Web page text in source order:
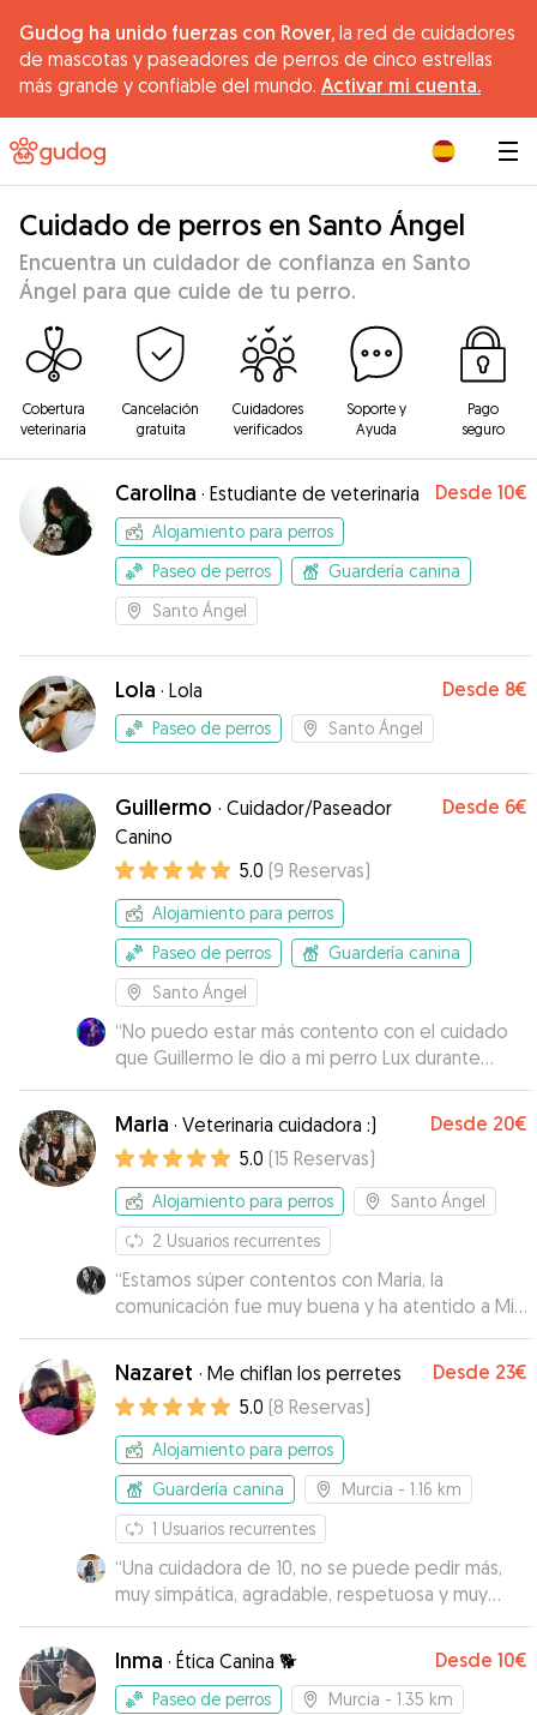
Gudog ha unido fuerzas con Rover, la red de cuidadores
de mascotas y paseadores de perros de cinco estrellas
más grande y confiable del mundo. Activar mi cuenta.
Cuidado de perros en Santo Ángel
Encuentra un cuidador de confianza en Santo
Ángel para que cuide de tu perro.
Cobertura
veterinaria
Cancelación
gratuita
Cuidadores
verificados
Soporte y
Ayuda
Pago
seguro
Carolina · Estudiante de veterinaria Desde 10€
Alojamiento para perros
Paseo de perros
Guardería canina
Santo Ángel
Lola · Lola Desde 8€
Paseo de perros Santo Ángel
Guillermo · Cuidador/Paseador
Canino
Desde 6€
5.0 (9 Reservas)
Alojamiento para perros
Paseo de perros
Guardería canina
Santo Ángel
“No puedo estar más contento con el cuidado
que Guillermo le dio a mi perro Lux durante
varios días. Desde el primer momento, supe que
Lux estaba en las mejores manos. Guillermo es
increíblemente atento, cariñoso y se nota que
ama a los animales. Me mantuvo informado con
fotos y actualizaciones regulares, lo que me dio
una tranquilidad enorme. Lux volvió a casa feliz,
sano y claramente bien cuidado. ¡Lo recomiendo
al 100% a cualquiera que busque un cuidador de
perros excepcional! Sin duda, Guillermo será mi
primera opción la próxima vez que necesite
Maria · Veterinaria cuidadora :) Desde 20€
5.0 (15 Reservas)
Alojamiento para perros
Santo Ángel
2 Usuarios recurrentes
“Estamos súper contentos con Maria, la
comunicación fue muy buena y ha atentido a Mila
genial en todo momento! Se nota que sabe
tratar a los border collies. Repetiremos con ella
siempre que podamos.”
Nazaret · Me chiflan los perretes Desde 23€
5.0 (8 Reservas)
Alojamiento para perros
Guardería canina
Murcia - 1.16 km
1 Usuarios recurrentes
“Una cuidadora de 10, no se puede pedir más,
muy simpática, agradable, respetuosa y muy
cariñosa con los animales, miércoles estaba con
gastroenteritis y estuvo muy atenta,
medicándola y cuidándola en todo momento,
dándole sus paseos e informándome de todo.
Inma · Ética Canina 🐕 Desde 10€
Paseo de perros Murcia - 1.35 km